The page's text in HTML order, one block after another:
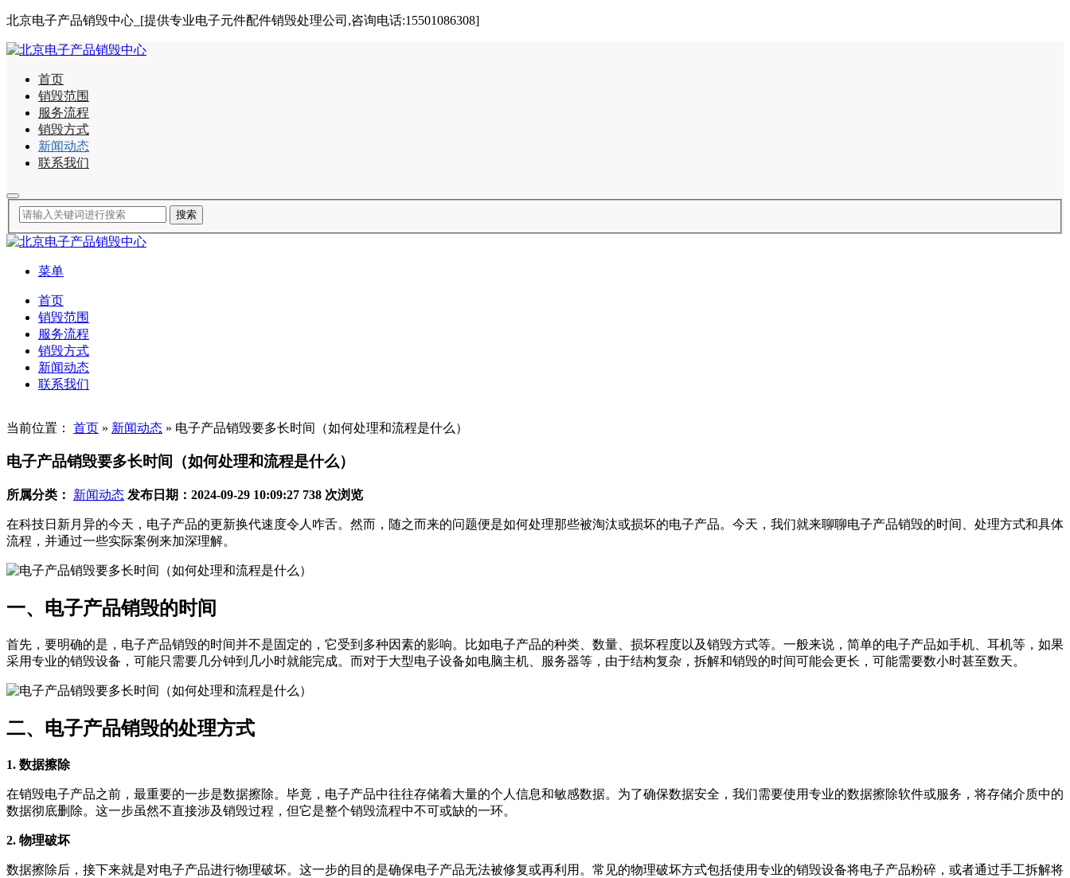
北京电子产品销毁中心_[提供专业电子元件配件销毁处理公司,咨询电话:15501086308]
首页
销毁范围
服务流程
销毁方式
新闻动态
联系我们
菜单
首页
销毁范围
服务流程
销毁方式
新闻动态
联系我们
当前位置： 首页 » 新闻动态 » 电子产品销毁要多长时间（如何处理和流程是什么）
电子产品销毁要多长时间（如何处理和流程是什么）
所属分类： 新闻动态 发布日期：2024-09-29 10:09:27 738 次浏览
在科技日新月异的今天，电子产品的更新换代速度令人咋舌。然而，随之而来的问题便是如何处理那些被淘汰或损坏的电子产品。今天，我们就来聊聊电子产品销毁的时间、处理方式和具体
流程，并通过一些实际案例来加深理解。
一、电子产品销毁的时间
首先，要明确的是，电子产品销毁的时间并不是固定的，它受到多种因素的影响。比如电子产品的种类、数量、损坏程度以及销毁方式等。一般来说，简单的电子产品如手机、耳机等，如果
采用专业的销毁设备，可能只需要几分钟到几小时就能完成。而对于大型电子设备如电脑主机、服务器等，由于结构复杂，拆解和销毁的时间可能会更长，可能需要数小时甚至数天。
二、电子产品销毁的处理方式
1. 数据擦除
在销毁电子产品之前，最重要的一步是数据擦除。毕竟，电子产品中往往存储着大量的个人信息和敏感数据。为了确保数据安全，我们需要使用专业的数据擦除软件或服务，将存储介质中的
数据彻底删除。这一步虽然不直接涉及销毁过程，但它是整个销毁流程中不可或缺的一环。
2. 物理破坏
数据擦除后，接下来就是对电子产品进行物理破坏。这一步的目的是确保电子产品无法被修复或再利用。常见的物理破坏方式包括使用专业的销毁设备将电子产品粉碎，或者通过手工拆解将